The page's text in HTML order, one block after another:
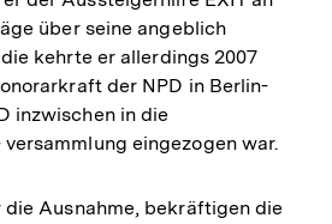
über seine angeblich
kehrte er allerdings 2007
der NPD in Berlin-
inzwischen in die
eingezogen war.
Ausnahme, bekräftigen die